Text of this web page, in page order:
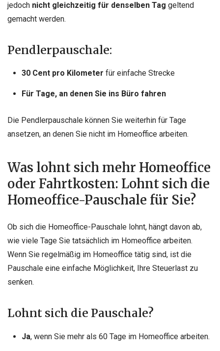
jedoch nicht gleichzeitig für denselben Tag geltend
gemacht werden.
Pendlerpauschale:
30 Cent pro Kilometer für einfache Strecke
Für Tage, an denen Sie ins Büro fahren
Die Pendlerpauschale können Sie weiterhin für Tage
ansetzen, an denen Sie nicht im Homeoffice arbeiten.
Was lohnt sich mehr Homeoffice
oder Fahrtkosten: Lohnt sich die
Homeoffice-Pauschale für Sie?
Ob sich die Homeoffice-Pauschale lohnt, hängt davon ab,
wie viele Tage Sie tatsächlich im Homeoffice arbeiten.
Wenn Sie regelmäßig im Homeoffice tätig sind, ist die
Pauschale eine einfache Möglichkeit, Ihre Steuerlast zu
senken.
Lohnt sich die Pauschale?
Ja, wenn Sie mehr als 60 Tage im Homeoffice arbeiten.